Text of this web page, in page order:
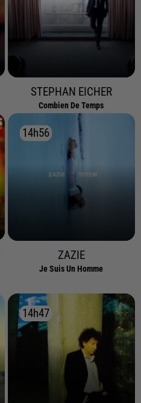
STEPHAN EICHER
Combien De Temps
14h56
14h56
ZAZIE
Je Suis Un Homme
14h47
14h47